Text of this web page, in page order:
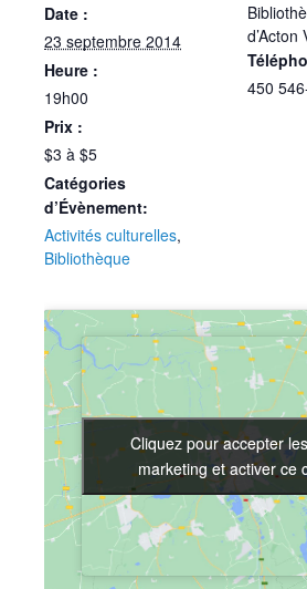
Date :
23 septembre 2014
Heure :
19h00
Prix :
$3 à $5
Catégories
d’Évènement:
Activités culturelles,
Bibliothèque
d’Acton
450
Cliquez pour accepter
marketing et activer ce
Cliquez pour accepter
marketing et activer ce